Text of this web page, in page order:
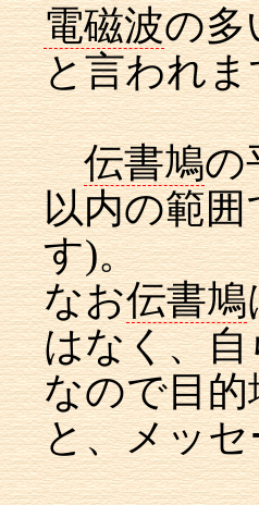
電磁波の多
と言われま
伝書鳩の
以内の範囲
す)。
なお伝書鳩
はなく、自
なので目的
と、メッ